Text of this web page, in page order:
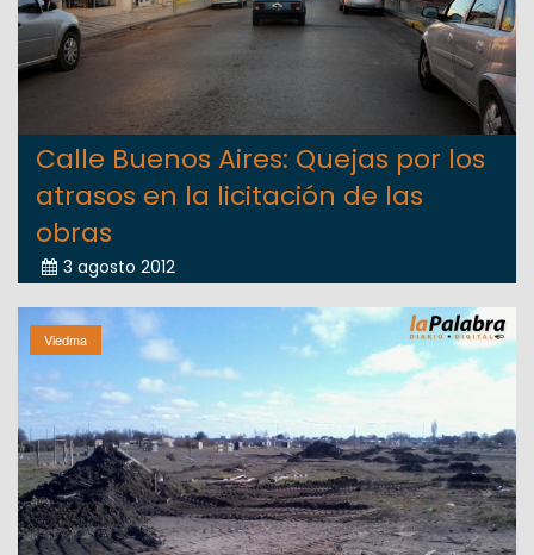
Calle Buenos Aires: Quejas por los
atrasos en la licitación de las
obras
3 agosto 2012
Viedma